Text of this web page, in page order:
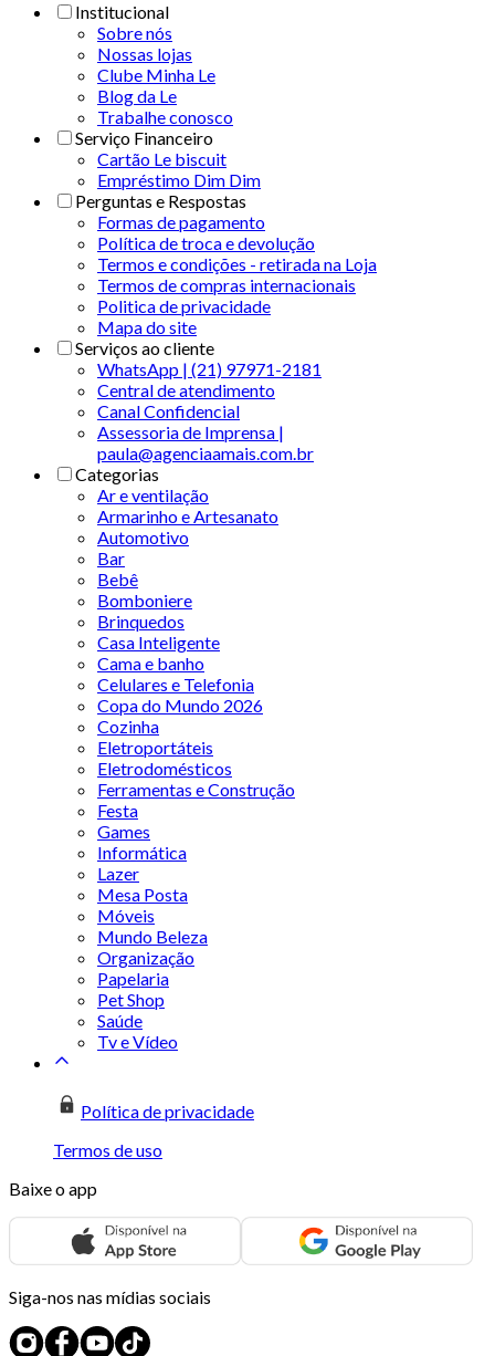
Institucional
Sobre nós
Nossas lojas
Clube Minha Le
Blog da Le
Trabalhe conosco
Serviço Financeiro
Cartão Le biscuit
Empréstimo Dim Dim
Perguntas e Respostas
Formas de pagamento
Política de troca e devolução
Termos e condições - retirada na Loja
Termos de compras internacionais
Politica de privacidade
Mapa do site
Serviços ao cliente
WhatsApp | (21) 97971-2181
Central de atendimento
Canal Confidencial
Assessoria de Imprensa |
paula@agenciaamais.com.br
Categorias
Ar e ventilação
Armarinho e Artesanato
Automotivo
Bar
Bebê
Bomboniere
Brinquedos
Casa Inteligente
Cama e banho
Celulares e Telefonia
Copa do Mundo 2026
Cozinha
Eletroportáteis
Eletrodomésticos
Ferramentas e Construção
Festa
Games
Informática
Lazer
Mesa Posta
Móveis
Mundo Beleza
Organização
Papelaria
Pet Shop
Saúde
Tv e Vídeo
Política de privacidade
Termos de uso
Baixe o app
Siga-nos nas mídias sociais